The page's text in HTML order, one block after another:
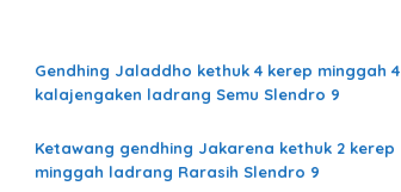
Gendhing Jaladdho kethuk 4 kerep minggah 4
kalajengaken ladrang Semu Slendro 9
Ketawang gendhing Jakarena kethuk 2 kerep
minggah ladrang Rarasih Slendro 9